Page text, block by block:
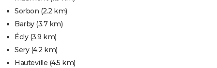
Sorbon (2.2 km)
Barby(3.7 km)
Écly(3.9 km)
Sery(4.2 km)
Hauteville (4.5 km)